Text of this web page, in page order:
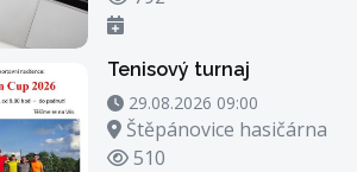
Tenisový turnaj
29.08.2026 09:00 - 29.08.2026
29.08.2026 09:00
Místo konání
Štěpánovice hasičárna
Počet zhlédnutí
510